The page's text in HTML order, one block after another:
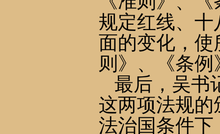
规定红线、
面的变化，
则》、《条
最后，吴书
这两项法规
法治国条件